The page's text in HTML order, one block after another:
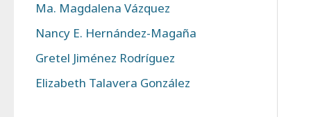
Ma. Magdalena Vázquez
Nancy E. Hernández-Magaña
Gretel Jiménez Rodríguez
Elizabeth Talavera González